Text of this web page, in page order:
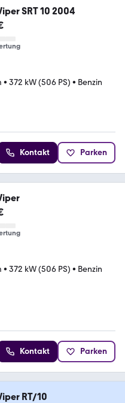
SRT 10 2004
• 372 kW (506 PS) • Benzin
Kontakt Parken
• 372 kW (506 PS) • Benzin
Kontakt Parken
RT/10